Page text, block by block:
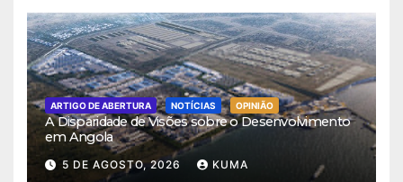
ARTIGO DE ABERTURA NOTÍCIAS OPINIÃO
A Disparidade de Visões sobre o Desenvolvimento
em Angola
5 DE AGOSTO, 2026 KUMA